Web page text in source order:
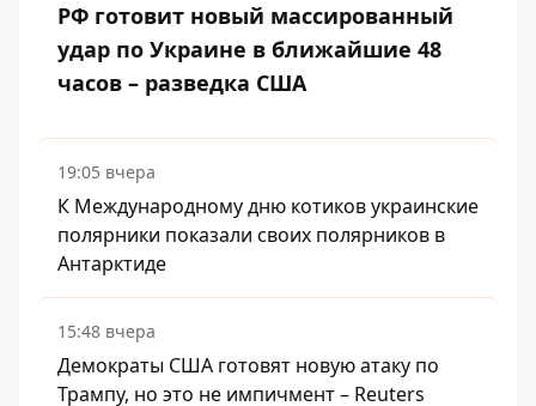
РФ готовит новый массированный
удар по Украине в ближайшие 48
часов – разведка США
19:05 вчера
К Международному дню котиков украинские
полярники показали своих полярников в
Антарктиде
15:48 вчера
Демократы США готовят новую атаку по
Трампу, но это не импичмент – Reuters